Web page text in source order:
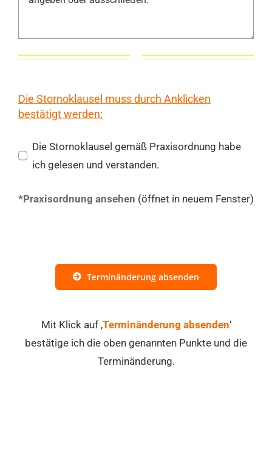
Die Stornoklausel muss durch Anklicken
bestätigt werden:
Die Stornoklausel gemäß Praxisordnung habe
ich gelesen und verstanden.
*Praxisordnung ansehen (öffnet in neuem Fenster)
Terminänderung absenden
Mit Klick auf ‚Terminänderung absenden‘
bestätige ich die oben genannten Punkte und die
Terminänderung.